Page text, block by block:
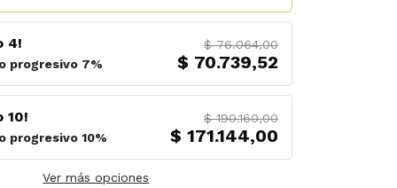
4!
progresivo 7%
$ 76.064,00
$ 70.739,52
10!
progresivo 10%
$ 190.160,00
$ 171.144,00
Ver más opciones